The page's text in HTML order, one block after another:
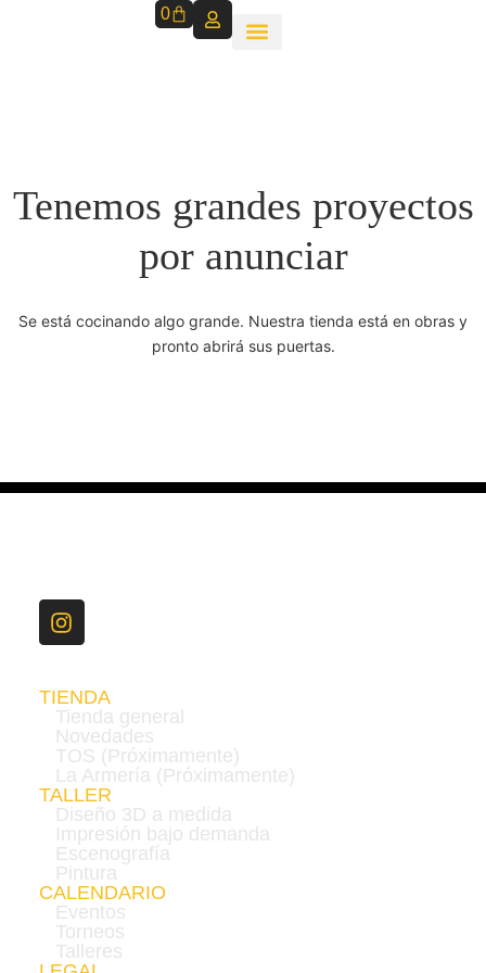
0
Tenemos grandes proyectos
por anunciar
Se está cocinando algo grande. Nuestra tienda está en obras y
pronto abrirá sus puertas.
TIENDA
Tienda general
Novedades
TOS (Próximamente)
La Armería (Próximamente)
TALLER
Diseño 3D a medida
Impresión bajo demanda
Escenografía
Pintura
CALENDARIO
Eventos
Torneos
Talleres